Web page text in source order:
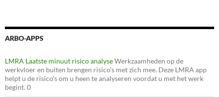
ARBO-APPS
LMRA Laatste minuut risico analyseWerkzaamheden op de
werkvloer en buiten brengen risico’s met zich mee. Deze LMRA app
helpt u de risico’s om u heen te analyseren voordat u met het werk
begint. 0